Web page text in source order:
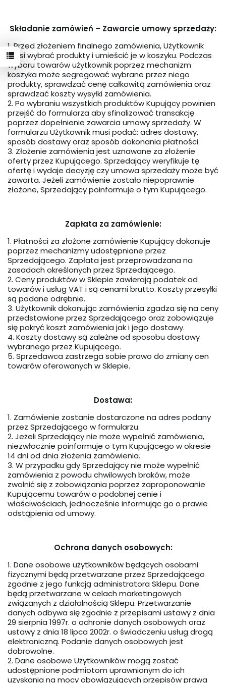
Składanie zamówień – Zawarcie umowy sprzedaży:
1. Przed złożeniem finalnego zamówienia, Użytkownik
musi wybrać produkty i umieścić je w koszyku. Podczas
wyboru towarów użytkownik poprzez mechanizm
koszyka może segregować wybrane przez niego
produkty, sprawdzać cenę całkowitą zamówienia oraz
sprawdzać koszty wysyłki zamówienia.
2. Po wybraniu wszystkich produktów Kupujący powinien
przejść do formularza aby sfinalizować transakcję
poprzez dopełnienie zawarcia umowy sprzedaży. W
formularzu Użytkownik musi podać: adres dostawy,
sposób dostawy oraz sposób dokonania płatności.
3. Złożenie zamówienia jest uznawane za złożenie
oferty przez Kupującego. Sprzedający weryfikuje tę
ofertę i wydaje decyzję czy umowa sprzedaży może być
zawarta. Jeżeli zamówienie zostało niepoprawnie
złożone, Sprzedający poinformuje o tym Kupującego.
Zapłata za zamówienie:
1. Płatności za złożone zamówienie Kupujący dokonuje
poprzez mechanizmy udostępnione przez
Sprzedającego. Zapłata jest przeprowadzana na
zasadach określonych przez Sprzedającego.
2. Ceny produktów w Sklepie zawierają podatek od
towarów i usług VAT i są cenami brutto. Koszty przesyłki
są podane odrębnie.
3. Użytkownik dokonując zamówienia zgadza się na ceny
przedstawione przez Sprzedającego oraz zobowiązuje
się pokryć koszt zamówienia jak i jego dostawy.
4. Koszty dostawy są zależne od sposobu dostawy
wybranego przez Kupującego.
5. Sprzedawca zastrzega sobie prawo do zmiany cen
towarów oferowanych w Sklepie.
Dostawa:
1. Zamówienie zostanie dostarczone na adres podany
przez Sprzedającego w formularzu.
2. Jeżeli Sprzedający nie może wypełnić zamówienia,
niezwłocznie poinformuje o tym Kupującego w okresie
14 dni od dnia złożenia zamówienia.
3. W przypadku gdy Sprzedający nie może wypełnić
zamówienia z powodu chwilowych braków, może
zwolnić się z zobowiązania poprzez zaproponowanie
Kupującemu towarów o podobnej cenie i
właściwościach, jednocześnie informując go o prawie
odstąpienia od umowy.
Ochrona danych osobowych:
1. Dane osobowe użytkowników będących osobami
fizycznymi będą przetwarzane przez Sprzedającego
zgodnie z jego funkcją administratora Sklepu. Dane
będą przetwarzane w celach marketingowych
związanych z działalnością Sklepu. Przetwarzanie
danych odbywa się zgodnie z przepisami ustawy z dnia
29 sierpnia 1997r. o ochronie danych osobowych oraz
ustawy z dnia 18 lipca 2002r. o świadczeniu usług drogą
elektroniczną. Podanie danych osobowych jest
dobrowolne.
2. Dane osobowe Użytkowników mogą zostać
udostępnione podmiotom uprawnionym do ich
uzyskania na mocy obowiązujących przepisów prawa